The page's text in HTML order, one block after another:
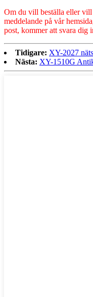
Om du vill beställa eller vill
meddelande på vår
post, kommer att svara dig
Tidigare: XY-2027
Nästa: XY-1510G